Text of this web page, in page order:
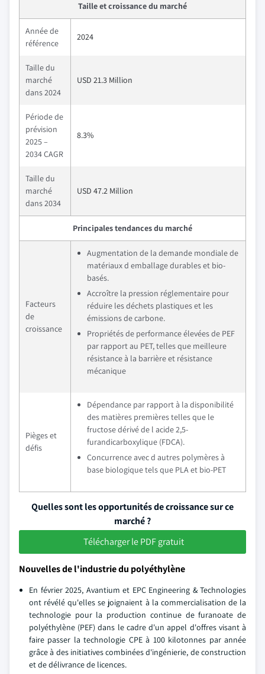
Taille et croissance du marché
Année de
référence
2024
Taille du
marché
dans 2024
USD 21.3 Million
Période de
prévision
2025 –
2034 CAGR
8.3%
Taille du
marché
dans 2034
USD 47.2 Million
Principales tendances du marché
Facteurs
de
croissance
Augmentation de la demande mondiale de
matériaux d emballage durables et bio-
basés.
Accroître la pression réglementaire pour
réduire les déchets plastiques et les
émissions de carbone.
Propriétés de performance élevées de PEF
par rapport au PET, telles que meilleure
résistance à la barrière et résistance
mécanique
Pièges et
défis
Dépendance par rapport à la disponibilité
des matières premières telles que le
fructose dérivé de l acide 2,5-
furandicarboxylique (FDCA).
Concurrence avec d autres polymères à
base biologique tels que PLA et bio-PET
Quelles sont les opportunités de croissance sur ce
marché ?
Télécharger le PDF gratuit
Nouvelles de l'industrie du polyéthylène
En février 2025, Avantium et EPC Engineering & Technologies
ont révélé qu'elles se joignaient à la commercialisation de la
technologie pour la production continue de furanoate de
polyéthylène (PEF) dans le cadre d'un appel d'offres visant à
faire passer la technologie CPE à 100 kilotonnes par année
grâce à des initiatives combinées d'ingénierie, de construction
et de délivrance de licences.